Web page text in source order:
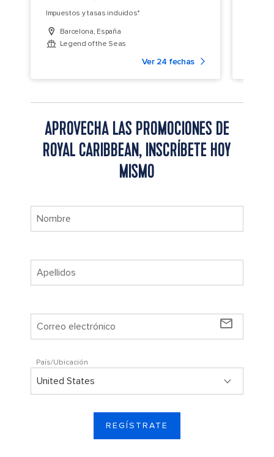
Impuestos y tasas incluidos*
Barcelona, España
Legend of the Seas
Ver 24 fechas
APROVECHA LAS PROMOCIONES DE
ROYAL CARIBBEAN, INSCRÍBETE HOY
MISMO
mail_outline
País/Ubicación
REGÍSTRATE